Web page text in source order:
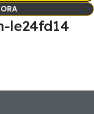
le24fd14